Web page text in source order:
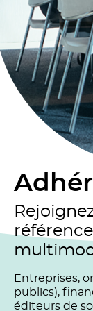
Entreprises,
publics),
éditeurs de